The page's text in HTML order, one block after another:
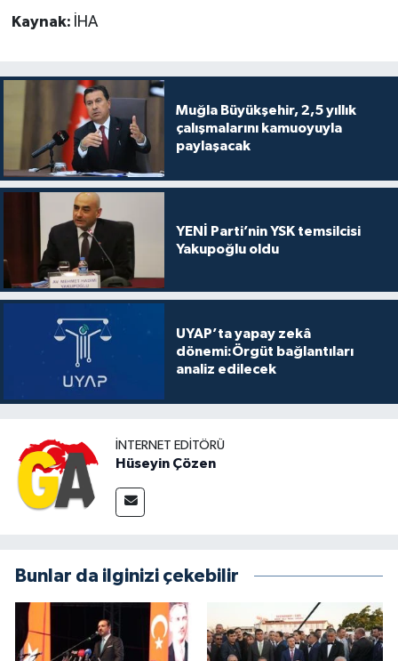
Kaynak: İHA
Muğla Büyükşehir, 2,5 yıllık
çalışmalarını kamuoyuyla
paylaşacak
YENİ Parti’nin YSK temsilcisi
Yakupoğlu oldu
UYAP’ta yapay zekâ
dönemi:Örgüt bağlantıları
analiz edilecek
İNTERNET EDITÖRÜ
Hüseyin Çözen
Bunlar da ilginizi çekebilir